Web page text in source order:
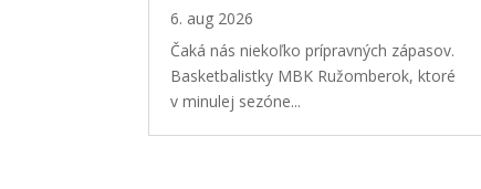
6. aug 2026
Čaká nás niekoľko prípravných zápasov.
Basketbalistky MBK Ružomberok, ktoré
v minulej sezóne...